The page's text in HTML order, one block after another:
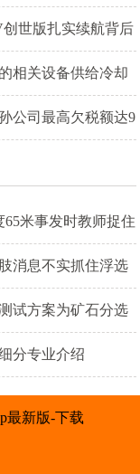
世版扎实续航背后
相关设备供给冷却
公司最高欠税额达9
米事发时教师捉住
消息不实抓住浮选
试方案为矿石分选
分专业介绍
最新版-下载